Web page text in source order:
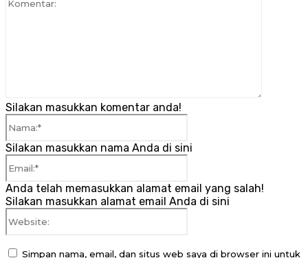
Silakan masukkan komentar anda!
Silakan masukkan nama Anda di sini
Anda telah memasukkan alamat email yang salah!
Silakan masukkan alamat email Anda di sini
Simpan nama, email, dan situs web saya di browser ini untuk